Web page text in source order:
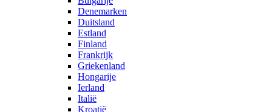
Denemarken
Duitsland
Estland
Finland
Frankrijk
Griekenland
Hongarije
Ierland
Italië
Kroatië